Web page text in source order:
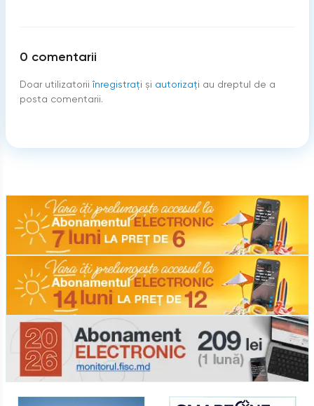
0 comentarii
Doar utilizatorii înregistraţi şi autorizați au dreptul de a
posta comentarii.